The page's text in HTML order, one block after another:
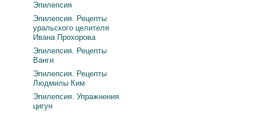
Эпилепсия
Эпилепсия. Рецепты
уральского целителя
Ивана Прохорова
Эпилепсия. Рецепты
Ванги
Эпилепсия. Рецепты
Людмилы Ким
Эпилепсия. Упражнения
цигун